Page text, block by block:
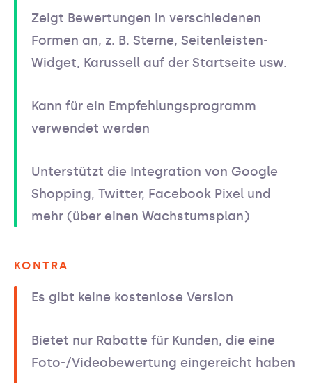
Zeigt Bewertungen in verschiedenen
Formen an, z. B. Sterne, Seitenleisten-
Widget, Karussell auf der Startseite usw.
Kann für ein Empfehlungsprogramm
verwendet werden
Unterstützt die Integration von Google
Shopping, Twitter, Facebook Pixel und
mehr (über einen Wachstumsplan)
KONTRA
Es gibt keine kostenlose Version
Bietet nur Rabatte für Kunden, die eine
Foto-/Videobewertung eingereicht haben